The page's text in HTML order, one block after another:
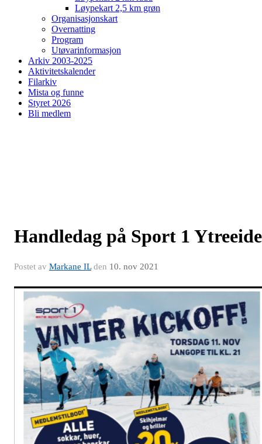
Løypekart 2,5 km grøn
Organisasjonskart
Overnatting
Program
Utøvarinformasjon
Arkiv 2003-2025
Aktivitetskalender
Filarkiv
Mista og funne
Styret 2026
Bli medlem
Handledag på Sport 1 Ytreeide
Postet av Markane ILden 10. nov 2021